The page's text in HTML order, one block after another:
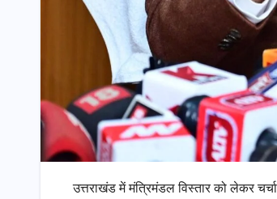
उत्तराखंड में मंत्रिमंडल विस्तार को लेकर